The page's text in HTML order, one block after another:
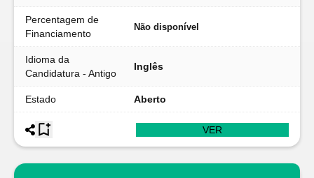
Percentagem de
Financiamento
Não disponível
Idioma da
Candidatura - Antigo
Inglês
Estado Aberto
VER